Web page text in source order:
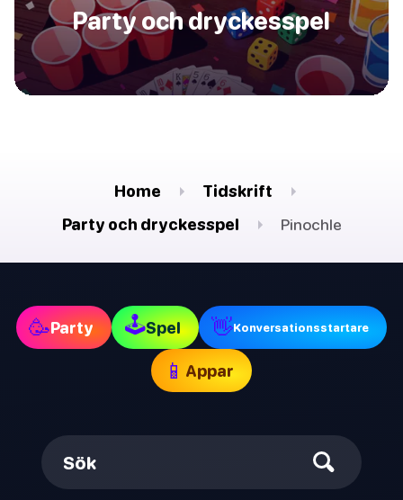
Party och dryckesspel
Home
Tidskrift
Party och dryckesspel
Pinochle
🥳Party 🕹Spel 👋Konversationsstartare
📱 Appar
Sök